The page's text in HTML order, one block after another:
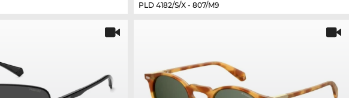
PLD 4182/S/X - 807/M9